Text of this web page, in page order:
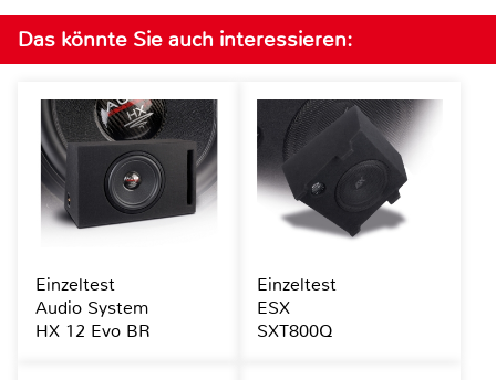
Das könnte Sie auch interessieren:
Einzeltest
Audio System
HX 12 Evo BR
Einzeltest
ESX
SXT800Q